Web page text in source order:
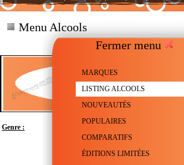
Fermer menu
MARQUES
LISTING ALCOOLS
NOUVEAUTÉS
POPULAIRES
COMPARATIFS
ÉDITIONS LIMITÉES
Menu Alcools
Genre :